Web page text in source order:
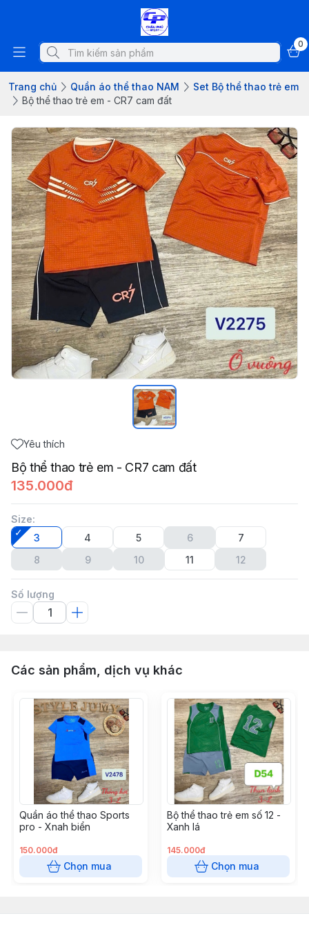
0
Trang chủ Quần áo thể thao NAM
Set Bộ thể thao trẻ em
Bộ thể thao trẻ em - CR7 cam đất
Yêu thích
Bộ thể thao trẻ em - CR7 cam đất
135.000đ
Size:
3
4 5 6
7
8
9 10 11 12
Số lượng
Các sản phẩm, dịch vụ khác
Quần áo thể thao Sports
pro - Xnah biển
150.000đ
Chọn mua
Bộ thể thao trẻ em số 12 -
Xanh lá
145.000đ
Chọn mua